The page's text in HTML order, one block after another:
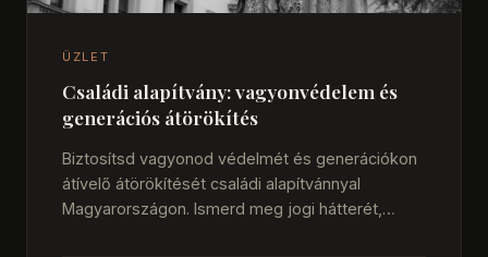
ÜZLET
Családi alapítvány: vagyonvédelem és
generációs átörökítés
Biztosítsd vagyonod védelmét és generációkon
átívelő átörökítését családi alapítvánnyal
Magyarországon. Ismerd meg jogi hátterét,